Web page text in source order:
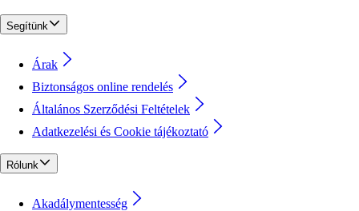
Segítünk
Árak
Biztonságos online rendelés
Általános Szerződési Feltételek
Adatkezelési és Cookie tájékoztató
Rólunk
Akadálymentesség